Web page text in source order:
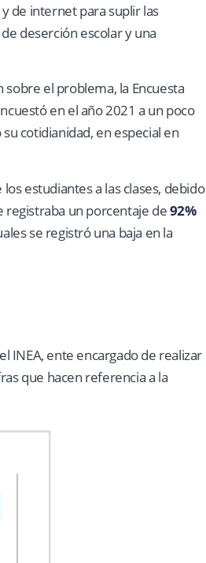
de internet para suplir las
deserción escolar y una
el problema, la Encuesta
en el año 2021 a un poco
cotidianidad, en especial en
estudiantes a las clases, debido
registraba un porcentaje de92%
se registró una baja en la
INEA, ente encargado de realizar
que hacen referencia a la